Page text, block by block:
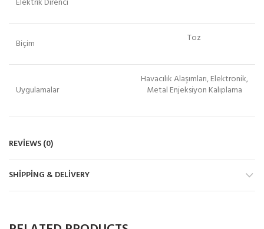
Biçim Toz
Uygulamalar
Havacılık Alaşımları, Elektronik,
Metal Enjeksiyon Kalıplama
REVIEWS (0)
SHIPPING & DELIVERY